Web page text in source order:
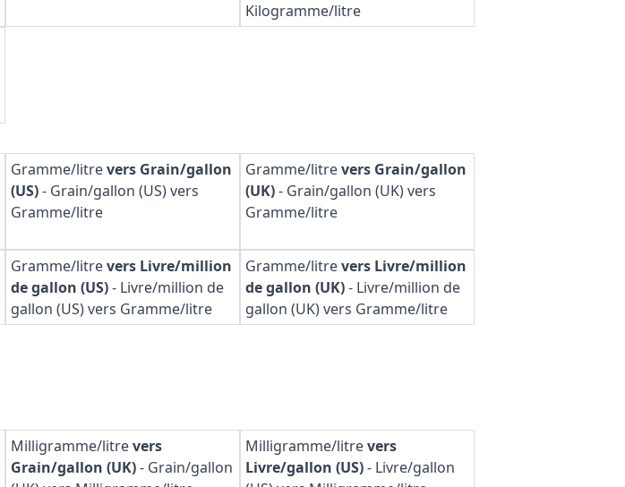
Kilogramme/litre
Gramme/litrevers Grain/gallon
(US)- Grain/gallon (US) vers
Gramme/litre
Gramme/litrevers Grain/gallon
(UK)- Grain/gallon (UK) vers
Gramme/litre
Gramme/litrevers Livre/million
de gallon (US)- Livre/million de
gallon (US) vers Gramme/litre
Gramme/litrevers Livre/million
de gallon (UK)- Livre/million de
gallon (UK) vers Gramme/litre
Milligramme/litrevers
Grain/gallon (UK)- Grain/gallon
Milligramme/litrevers
Livre/gallon (US)- Livre/gallon